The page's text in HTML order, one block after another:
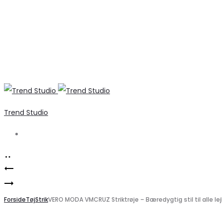
Trend Studio
Product
navigation
fra
Only
dame
ForsideTøjStrikVERO MODA VMCRUZ Striktrøje – Bæredygtig stil til alle